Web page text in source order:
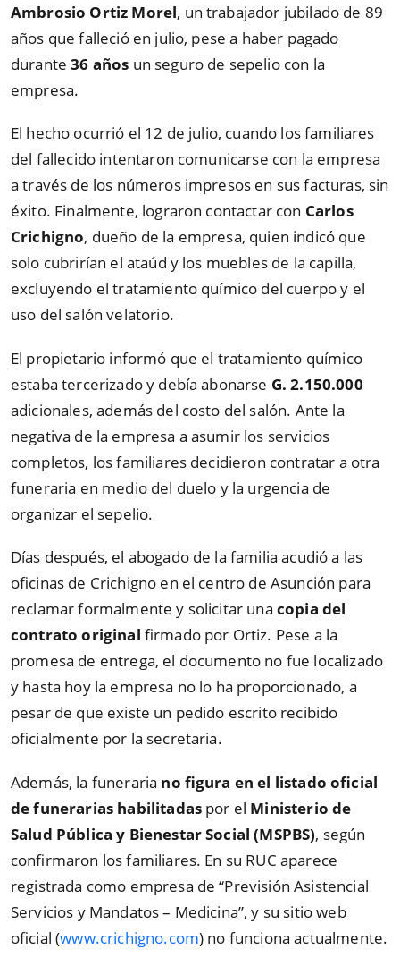
Ambrosio Ortiz Morel, un trabajador jubilado de 89
años que falleció en julio, pese a haber pagado
durante36 años un seguro de sepelio con la
empresa.
El hecho ocurrió el 12 de julio, cuando los familiares
del fallecido intentaron comunicarse con la empresa
a través de los números impresos en sus facturas, sin
éxito. Finalmente, lograron contactar con Carlos
Crichigno, dueño de la empresa, quien indicó que
solo cubrirían el ataúd y los muebles de la capilla,
excluyendo el tratamiento químico del cuerpo y el
uso del salón velatorio.
El propietario informó que el tratamiento químico
estaba tercerizado y debía abonarse G. 2.150.000
adicionales, además del costo del salón. Ante la
negativa de la empresa a asumir los servicios
completos, los familiares decidieron contratar a otra
funeraria en medio del duelo y la urgencia de
organizar el sepelio.
Días después, el abogado de la familia acudió a las
oficinas de Crichigno en el centro de Asunción para
reclamar formalmente y solicitar una copia del
contrato original firmado por Ortiz. Pese a la
promesa de entrega, el documento no fue localizado
y hasta hoy la empresa no lo ha proporcionado, a
pesar de que existe un pedido escrito recibido
oficialmente por la secretaria.
Además, la funeraria no figura en el listado oficial
de funerarias habilitadas por el Ministerio de
Salud Pública y Bienestar Social (MSPBS), según
confirmaron los familiares. En su RUC aparece
registrada como empresa de “Previsión Asistencial
Servicios y Mandatos – Medicina”, y su sitio web
oficial (www.crichigno.com) no funciona actualmente.